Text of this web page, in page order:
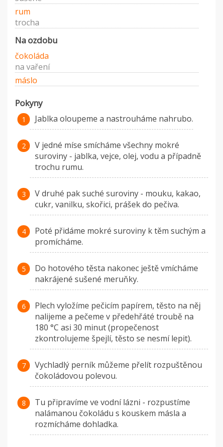
rum
trocha
Na ozdobu
čokoláda
na vaření
máslo
Pokyny
Jablka oloupeme a nastrouháme nahrubo.
V jedné míse smícháme všechny mokré
suroviny - jablka, vejce, olej, vodu a případně
trochu rumu.
V druhé pak suché suroviny - mouku, kakao,
cukr, vanilku, skořici, prášek do pečiva.
Poté přidáme mokré suroviny k těm suchým a
promícháme.
Do hotového těsta nakonec ještě vmícháme
nakrájené sušené meruňky.
Plech vyložíme pečicím papírem, těsto na něj
nalijeme a pečeme v předehřáté troubě na
180 °C asi 30 minut (propečenost
zkontrolujeme špejlí, těsto se nesmí lepit).
Vychladlý perník můžeme přelít rozpuštěnou
čokoládovou polevou.
Tu připravíme ve vodní lázni - rozpustíme
nalámanou čokoládu s kouskem másla a
rozmícháme dohladka.